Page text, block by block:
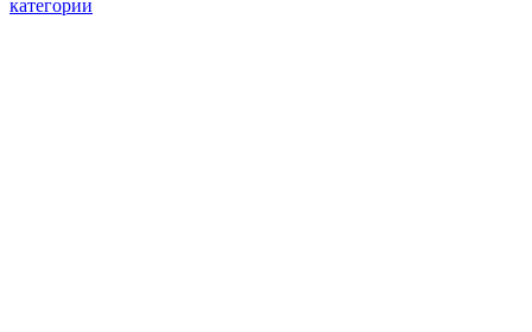
категории